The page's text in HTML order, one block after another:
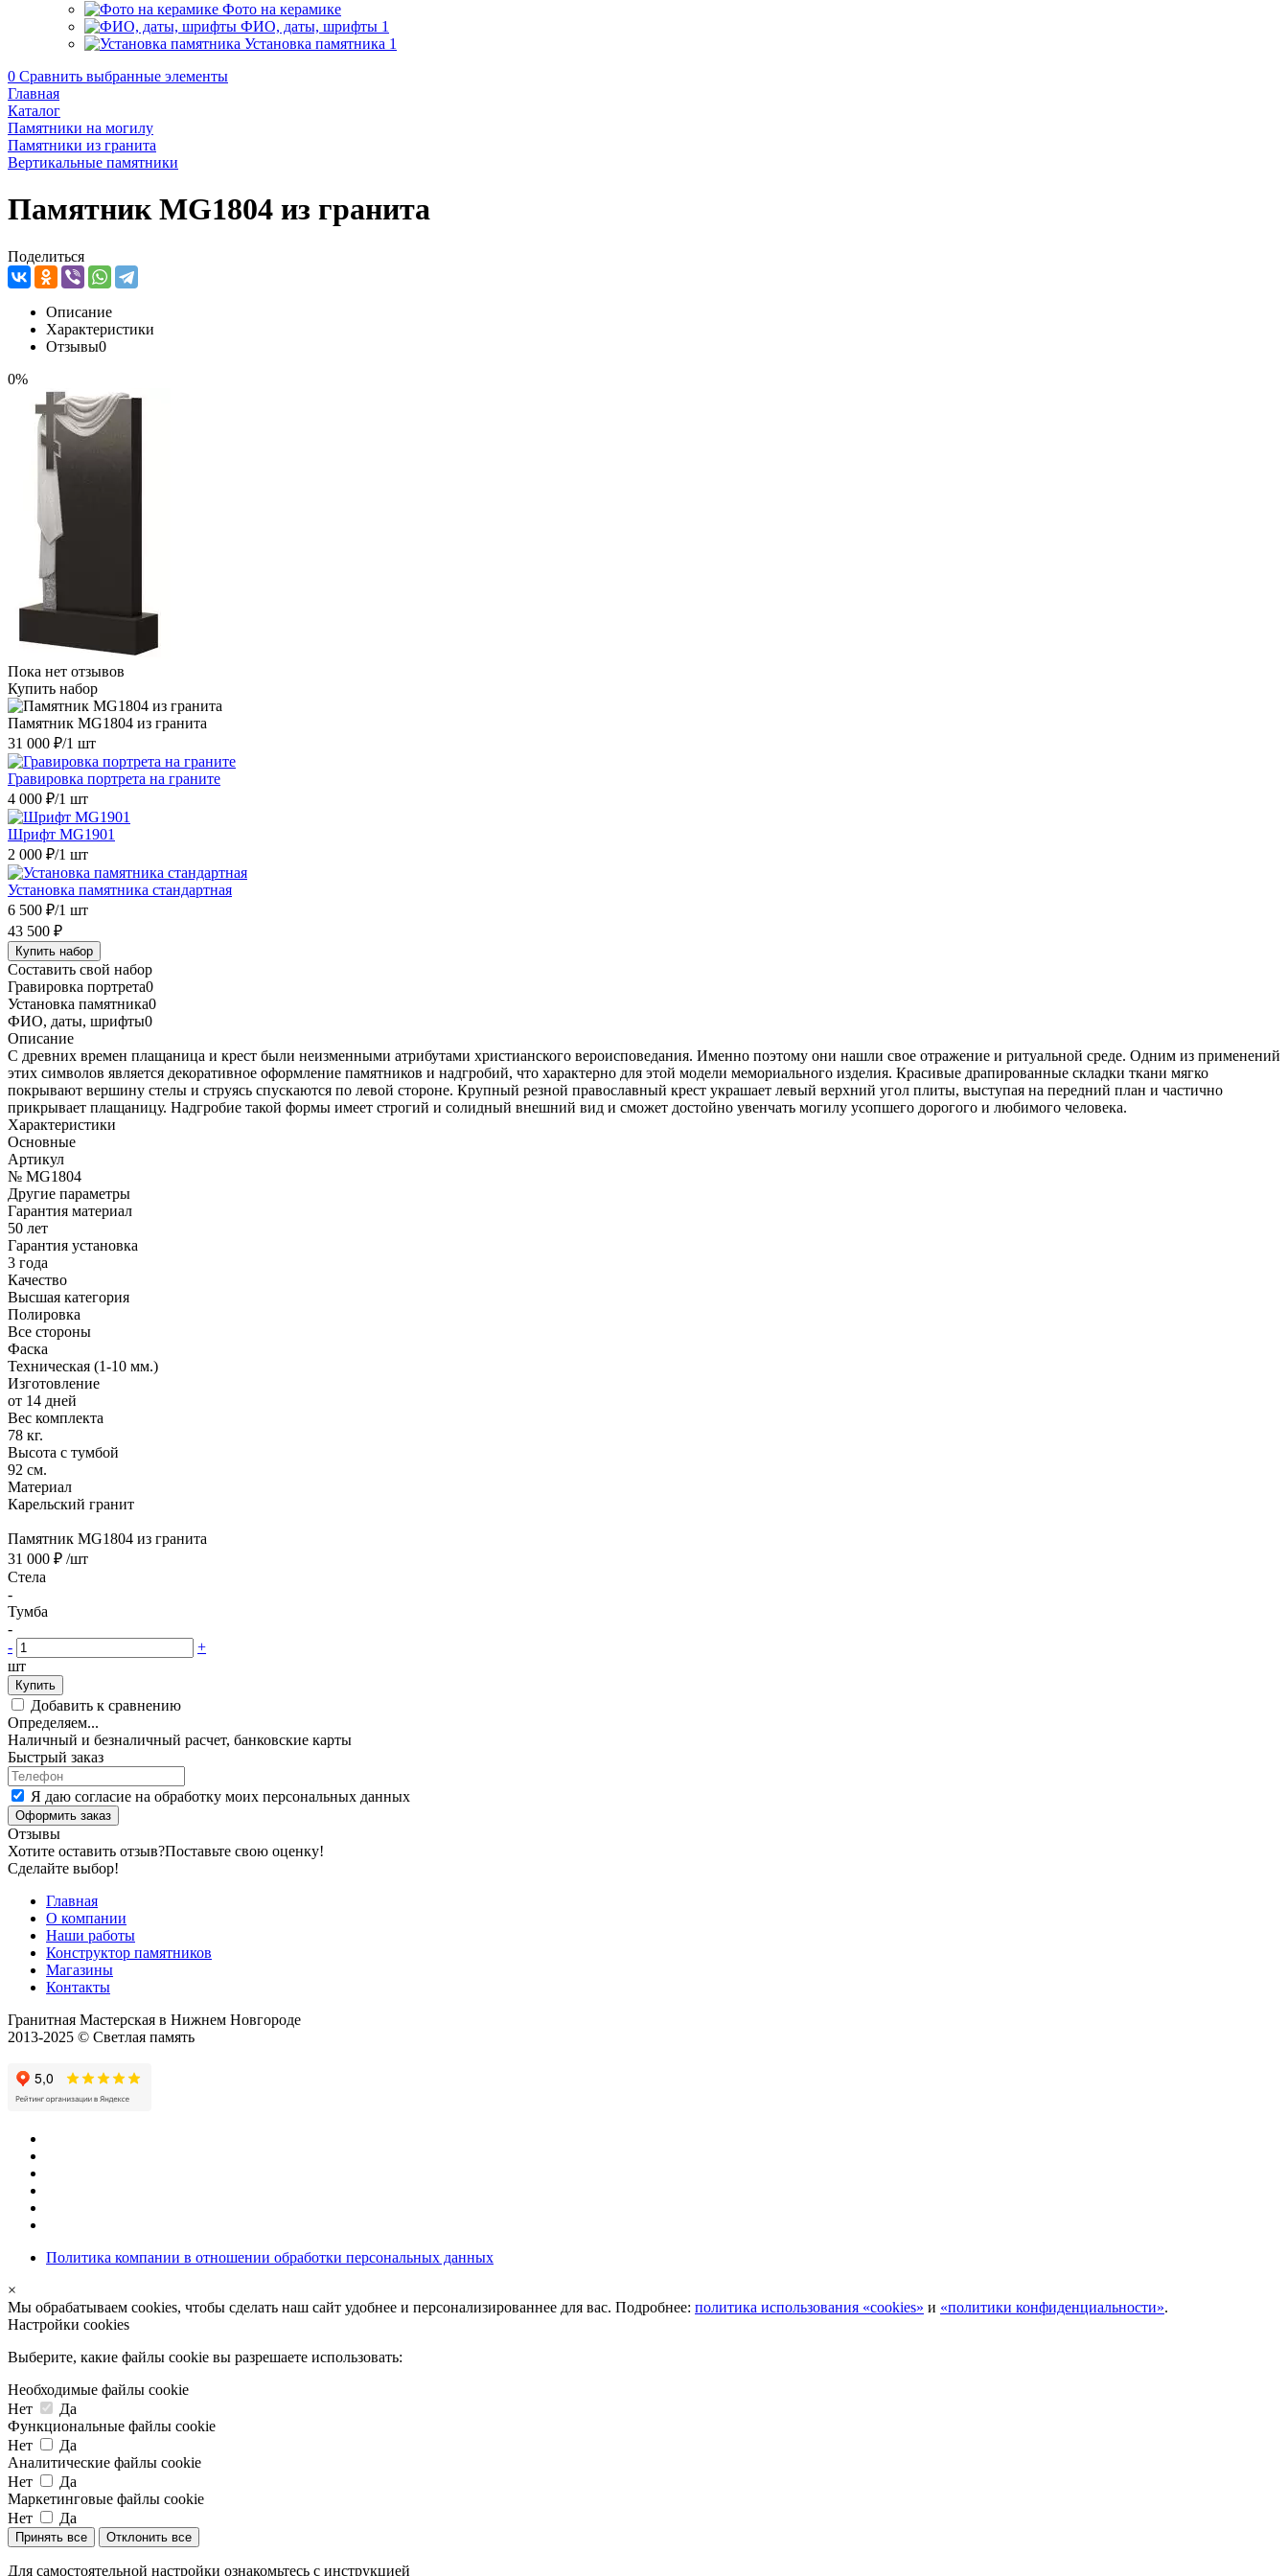
Фото на керамике
ФИО, даты, шрифты 1
Установка памятника 1
0 Сравнить выбранные элементы
Главная
Каталог
Памятники на могилу
Памятники из гранита
Вертикальные памятники
Памятник MG1804 из гранита
Поделиться
Описание
Характеристики
Отзывы0
0%
Пока нет отзывов
Купить набор
Памятник MG1804 из гранита
31 000 ₽/1 шт
Гравировка портрета на граните
4 000 ₽/1 шт
Шрифт MG1901
2 000 ₽/1 шт
Установка памятника стандартная
6 500 ₽/1 шт
43 500 ₽
Купить набор
Составить свой набор
Гравировка портрета0
Установка памятника0
ФИО, даты, шрифты0
Описание
С древних времен плащаница и крест были неизменными атрибутами христианского вероисповедания. Именно поэтому они нашли свое отражение и ритуальной среде. Одним из применений
этих символов является декоративное оформление памятников и надгробий, что характерно для этой модели мемориального изделия. Красивые драпированные складки ткани мягко
покрывают вершину стелы и струясь спускаются по левой стороне. Крупный резной православный крест украшает левый верхний угол плиты, выступая на передний план и частично
прикрывает плащаницу. Надгробие такой формы имеет строгий и солидный внешний вид и сможет достойно увенчать могилу усопшего дорогого и любимого человека.
Характеристики
Основные
Артикул
№ MG1804
Другие параметры
Гарантия материал
50 лет
Гарантия установка
3 года
Качество
Высшая категория
Полировка
Все стороны
Фаска
Техническая (1-10 мм.)
Изготовление
от 14 дней
Вес комплекта
78 кг.
Высота с тумбой
92 см.
Материал
Карельский гранит
Памятник MG1804 из гранита
31 000 ₽ /шт
Стела
-
Тумба
-
-
+
шт
Купить
Добавить к сравнению
Определяем...
Наличный и безналичный расчет, банковские карты
Быстрый заказ
Я даю согласие на обработку моих персональных данных
Оформить заказ
Отзывы
Хотите оставить отзыв?Поставьте свою оценку!
Сделайте выбор!
Главная
О компании
Наши работы
Конструктор памятников
Магазины
Контакты
Гранитная Мастерская в Нижнем Новгороде
2013-2025 © Светлая память
Политика компании в отношении обработки персональных данных
×
Мы обрабатываем cookies, чтобы сделать наш сайт удобнее и персонализированнее для вас. Подробнее: политика использования «cookies» и «политики конфиденциальности».
Настройки cookies
Выберите, какие файлы cookie вы разрешаете использовать:
Необходимые файлы cookie
Нет
Да
Функциональные файлы cookie
Нет
Да
Аналитические файлы cookie
Нет
Да
Маркетинговые файлы cookie
Нет
Да
Принять все Отклонить все
Для самостоятельной настройки ознакомьтесь с инструкцией